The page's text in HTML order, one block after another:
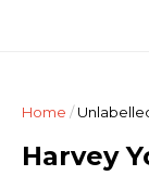
Home /
Harvey